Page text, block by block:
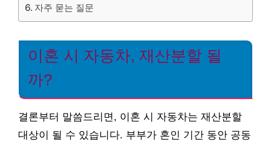
자주 묻는 질문
이혼 시 자동차, 재산분할 될
까?
결론부터 말씀드리면, 이혼 시 자동차는 재산분할
대상이 될 수 있습니다. 부부가 혼인 기간 동안 공동